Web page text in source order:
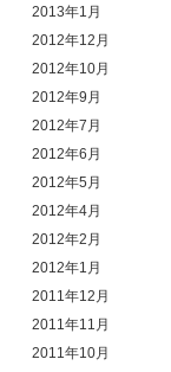
2013年1月
2012年12月
2012年10月
2012年9月
2012年7月
2012年6月
2012年5月
2012年4月
2012年2月
2012年1月
2011年12月
2011年11月
2011年10月